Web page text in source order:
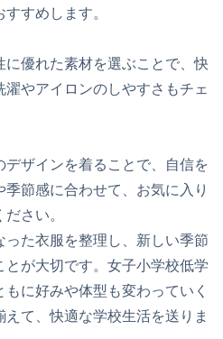
すめします。
に優れた素材を選ぶことで、快
やアイロンのしやすさもチェ
ザインを着ることで、自信を
節感に合わせて、お気に入り
さい。
た衣服を整理し、新しい季節
が大切です。女子小学校低学
に好みや体型も変わっていく
て、快適な学校生活を送りま